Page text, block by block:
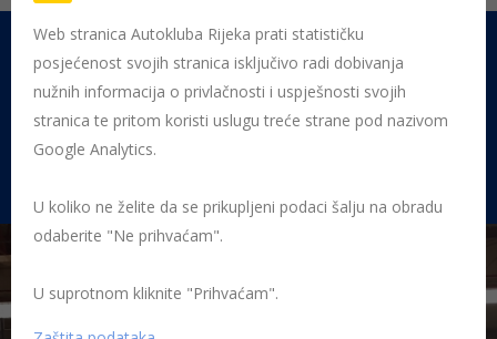
051 212 442 Centrala
Pon - Pet 08:00 - 16:00
Rujevica 9/1, 51000 Rijeka
Početna Posljednje objavljene novosti
Web stranica Autokluba Rijeka prati statističku
posjećenost svojih stranica isključivo radi dobivanja
nužnih informacija o privlačnosti i uspješnosti svojih
stranica te pritom koristi uslugu treće strane pod nazivom
Google Analytics.
U koliko ne želite da se prikupljeni podaci šalju na obradu
odaberite "Ne prihvaćam".
U suprotnom kliknite "Prihvaćam".